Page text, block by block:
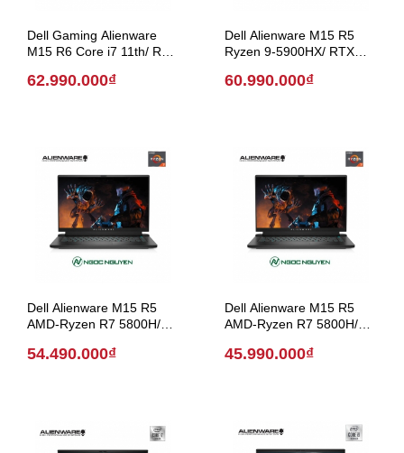
Dell Gaming Alienware
M15 R6 Core i7 11th/ RTX
2021)
62.990.000₫
Dell Alienware M15 R5
Ryzen 9-5900HX/ RTX
2021)
60.990.000₫
Dell Alienware M15 R5
AMD-Ryzen R7 5800H/
2021)
54.490.000₫
Dell Alienware M15 R5
AMD-Ryzen R7 5800H/
2021)
45.990.000₫